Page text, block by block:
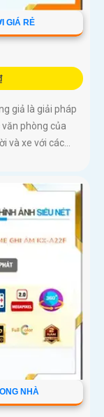
GIÁ RẺ
giả là giải pháp
phòng của
và xe với các...
NHÀ